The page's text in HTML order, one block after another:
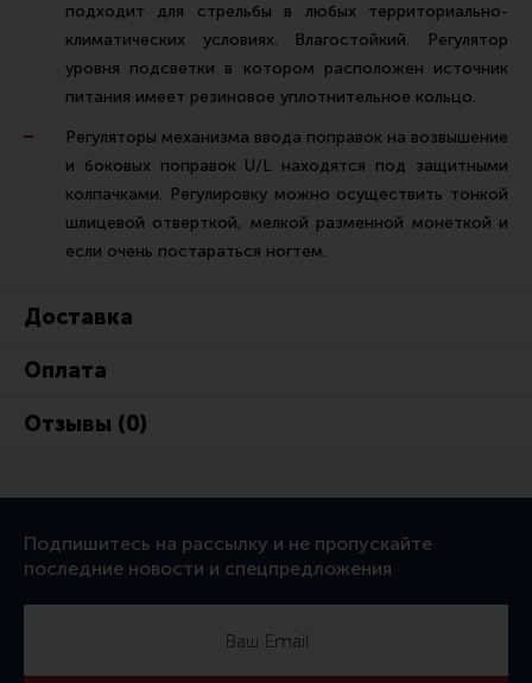
подходит для стрельбы в любых территориально-
климатических условиях. Влагостойкий. Регулятор
уровня подсветки в котором расположен источник
питания имеет резиновое уплотнительное кольцо.
Регуляторы механизма ввода поправок на возвышение
и боковых поправок U/L находятся под защитными
колпачками. Регулировку можно осуществить тонкой
шлицевой отверткой, мелкой разменной монеткой и
если очень постараться ногтем.
Доставка
Оплата
Отзывы (0)
Подпишитесь на рассылку и не пропускайте
последние новости и спецпредложения